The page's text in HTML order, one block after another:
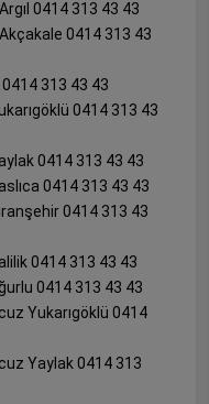
0414 313 43 43
0414 313 43
313 43 43
0414 313 43
0414 313 43 43
0414 313 43 43
0414 313 43
0414 313 43 43
0414 313 43 43
Yukarıgöklü 0414
Yaylak 0414 313